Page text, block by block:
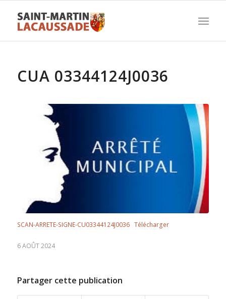
CUA 03344124J0036
SCAN-ARRETE-SIGNE-CU03344124J0036 Télécharger
6 AOÛT 2024
Partager cette publication